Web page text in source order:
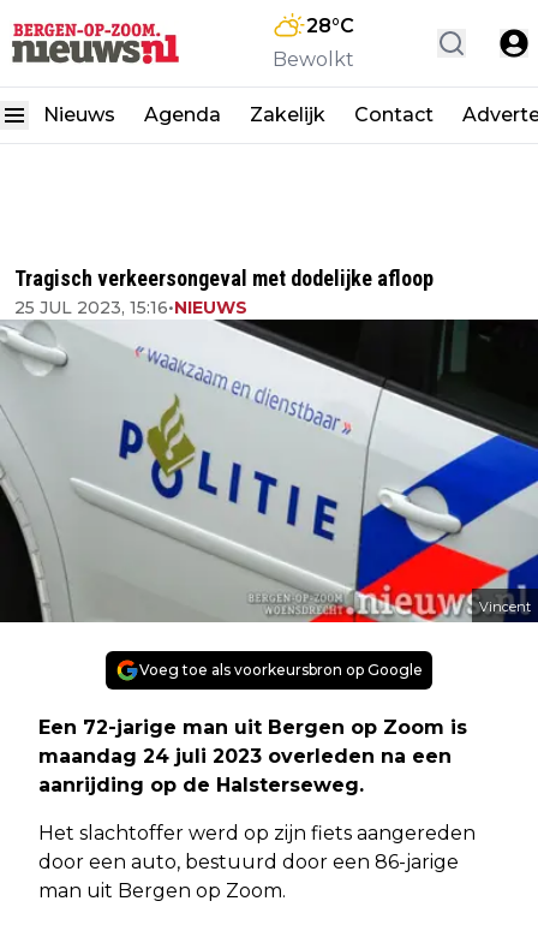
28°C
Bewolkt
Nieuws Agenda Zakelijk Contact
Tragisch verkeersongeval met dodelijke afloop
25 JUL 2023, 15:16•NIEUWS
Vincent
Voeg toe als voorkeursbron op Google
Een 72-jarige man uit Bergen op Zoom is
maandag 24 juli 2023 overleden na een
aanrijding op de Halsterseweg.
Het slachtoffer werd op zijn fiets aangereden
door een auto, bestuurd door een 86-jarige
man uit Bergen op Zoom.